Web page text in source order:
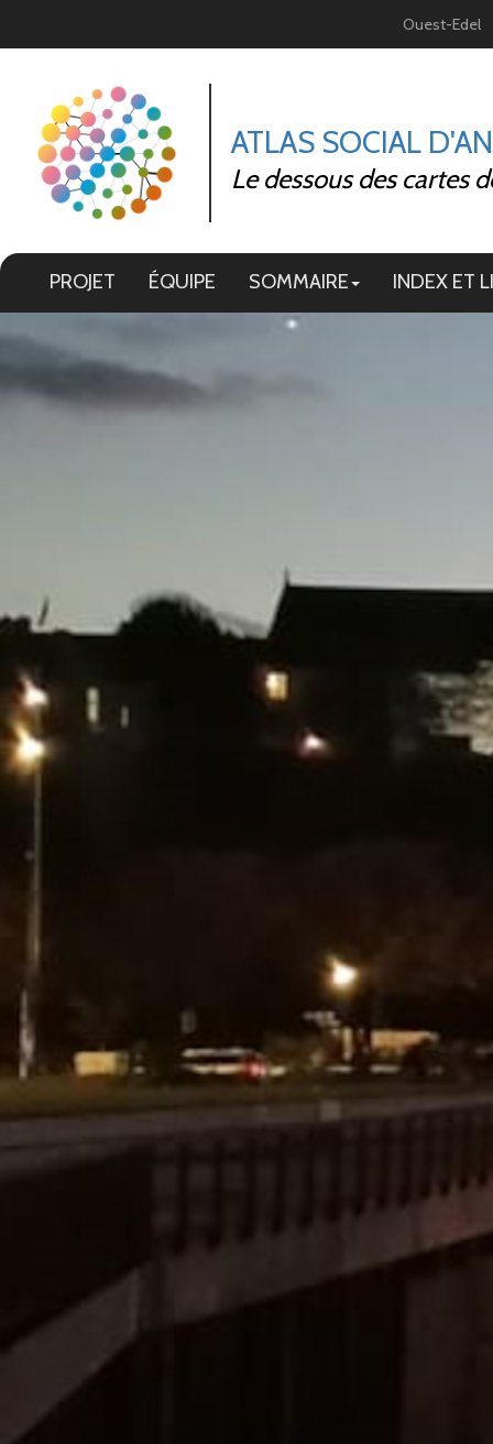
Ouest-Edel
ATLAS SOCIAL
Le dessous des cartes
PROJET ÉQUIPE SOMMAIRE INDEX ET